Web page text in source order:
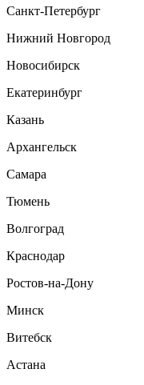
Санкт-Петербург
Нижний Новгород
Новосибирск
Екатеринбург
Казань
Архангельск
Самара
Тюмень
Волгоград
Краснодар
Ростов-на-Дону
Минск
Витебск
Астана